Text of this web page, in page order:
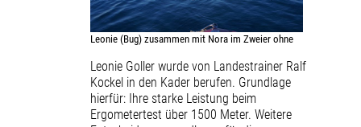
Leonie (Bug) zusammen mit Nora im Zweier ohne
Leonie Goller wurde von Landestrainer Ralf
Kockel in den Kader berufen. Grundlage
hierfür: Ihre starke Leistung beim
Ergometertest über 1500 Meter. Weitere